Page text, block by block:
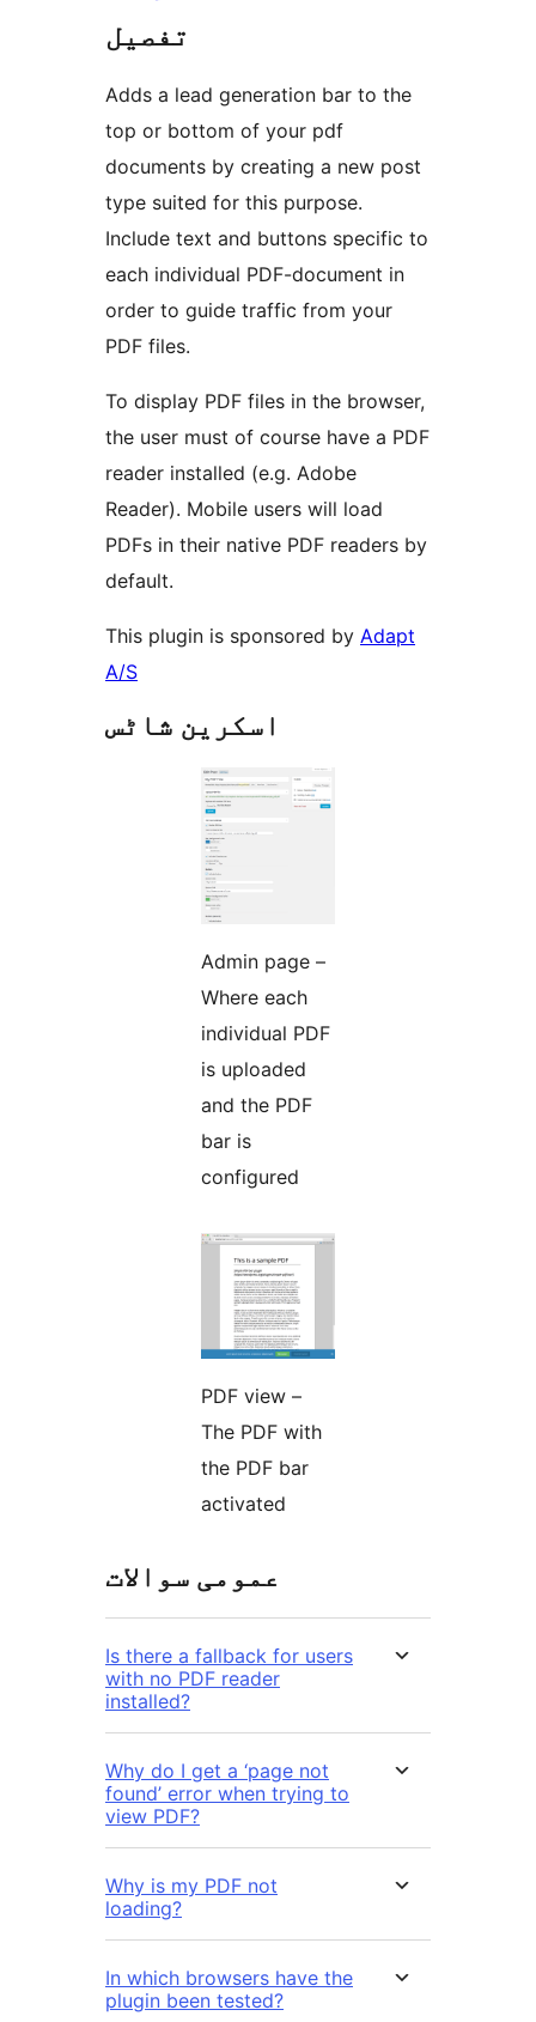
تفصیل
Adds a lead generation bar to the
top or bottom of your pdf
documents by creating a new post
type suited for this purpose.
Include text and buttons specific to
each individual PDF-document in
order to guide traffic from your
PDF files.
To display PDF files in the browser,
the user must of course have a PDF
reader installed (e.g. Adobe
Reader). Mobile users will load
PDFs in their native PDF readers by
default.
This plugin is sponsored by Adapt
A/S
اسکرین شاٹس
Admin page –
Where each
individual PDF
is uploaded
and the PDF
bar is
configured
PDF view –
The PDF with
the PDF bar
activated
عمومی سوالات
Is there a fallback for users
with no PDF reader
installed?
Why do I get a ‘page not
found’ error when trying to
view PDF?
Why is my PDF not
loading?
In which browsers have the
plugin been tested?